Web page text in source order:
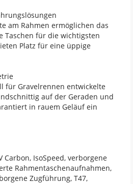
am Rahmen ermöglichen das
Taschen für die wichtigsten
Platz für eine üppige
für Gravelrennen entwickelte
auf der Geraden und
in rauem Geläuf ein
Carbon, IsoSpeed, verborgene
Rahmentaschenaufnahmen,
Zugführung, T47,